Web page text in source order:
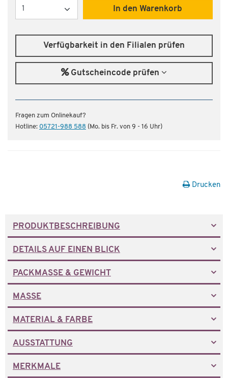
Menge
In den Warenkorb
Verfügbarkeit in den Filialen prüfen
Gutscheincode prüfen
Fragen zum Onlinekauf?
Hotline: 05721-988 588 (Mo. bis Fr. von 9 - 16 Uhr)
Drucken
PRODUKTBESCHREIBUNG
DETAILS AUF EINEN BLICK
PACKMASSE & GEWICHT
MASSE
MATERIAL & FARBE
AUSSTATTUNG
MERKMALE